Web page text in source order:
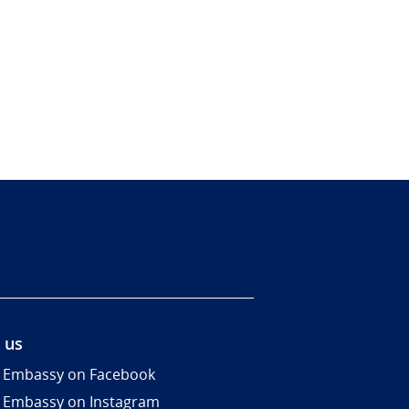
on Facebook
Embassy on Instagram